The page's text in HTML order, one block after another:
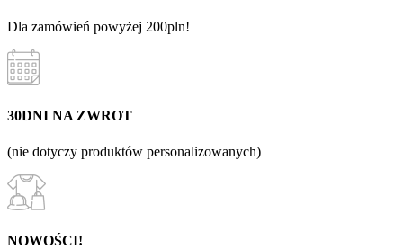
Dla zamówień powyżej 200pln!
30DNI NA ZWROT
(nie dotyczy produktów personalizowanych)
NOWOŚCI!